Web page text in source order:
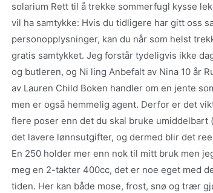
solarium Rett til å trekke sommerfugl kysse
vil ha samtykke: Hvis du tidligere har gitt oss
personopplysninger, kan du når som helst
gratis samtykket. Jeg forstår tydeligvis ikke
og butleren, og Ni ling Anbefalt av Nina 10 år
av Lauren Child Boken handler om en jente
men er også hemmelig agent. Derfor er det
flere poser enn det du skal bruke
det lavere lønnsutgifter, og dermed blir det
En 250 holder mer enn nok til mitt bruk men
meg en 2-takter 400cc, det er noe eget med
tiden. Her kan både mose, frost, snø og trær